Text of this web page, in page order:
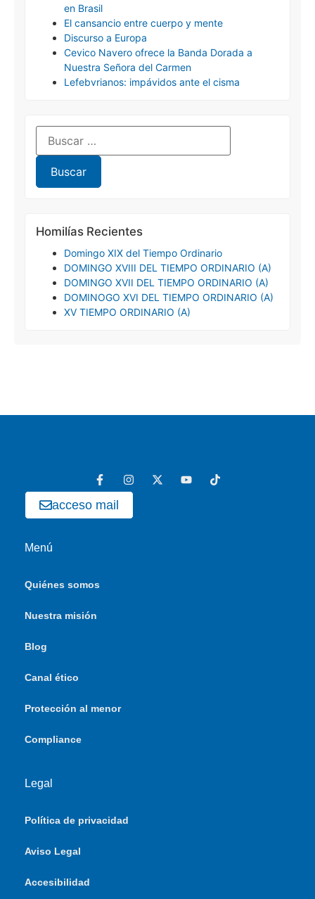
en Brasil
El cansancio entre cuerpo y mente
Discurso a Europa
Cevico Navero ofrece la Banda Dorada a
Nuestra Señora del Carmen
Lefebvrianos: impávidos ante el cisma
Homilías Recientes
Domingo XIX del Tiempo Ordinario
DOMINGO XVIII DEL TIEMPO ORDINARIO (A)
DOMINGO XVII DEL TIEMPO ORDINARIO (A)
DOMINOGO XVI DEL TIEMPO ORDINARIO (A)
XV TIEMPO ORDINARIO (A)
acceso mail
Menú
Quiénes somos
Nuestra misión
Blog
Canal ético
Protección al menor
Compliance
Legal
Política de privacidad
Aviso Legal
Accesibilidad